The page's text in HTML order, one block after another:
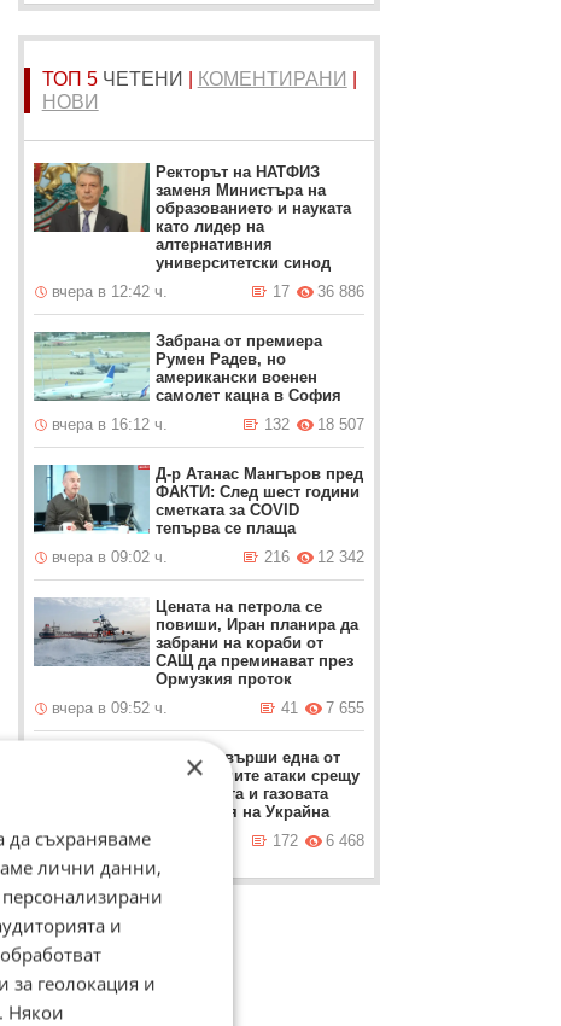
ТОП 5 ЧЕТЕНИ КОМЕНТИРАНИ
НОВИ
Ректорът на НАТФИЗ
заменя Министъра на
образованието и науката
като лидер на
алтернативния
университетски синод
вчера в 12:42 ч.
36 886
17
Забрана от премиера
Румен Радев, но
американски военен
самолет кацна в София
вчера в 16:12 ч.
18 507
132
Д-р Атанас Мангъров пред
ФАКТИ: След шест години
сметката за COVID
тепърва се плаща
вчера в 09:02 ч.
12 342
216
Цената на петрола се
повиши, Иран планира да
забрани на кораби от
САЩ да преминават през
Ормузкия проток
вчера в 09:52 ч.
7 655
41
Русия извърши една от
най-големите атаки срещу
петролната и газовата
индустрия на Украйна
вчера в 21:39 ч.
6 468
172
×
да съхраняваме
лични данни,
и
за геолокация и
Някои